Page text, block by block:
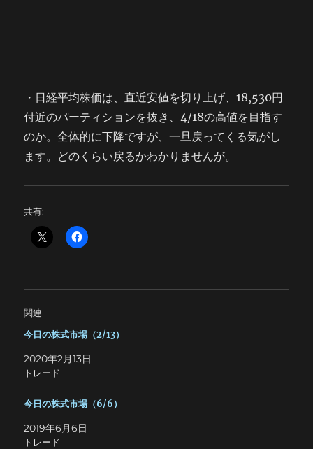
・日経平均株価は、直近安値を切り上げ、18,530円
付近のパーティションを抜き、4/18の高値を目指す
のか。全体的に下降ですが、一旦戻ってくる気がし
ます。どのくらい戻るかわかりませんが。
共有:
関連
今日の株式市場（2/13）
2020年2月13日
トレード
今日の株式市場（6/6）
2019年6月6日
トレード